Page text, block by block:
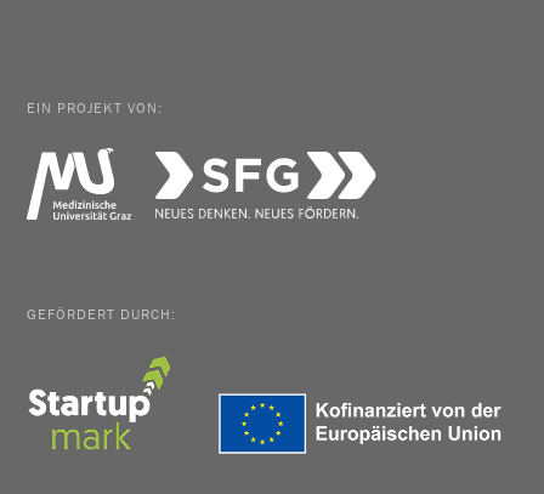
EIN PROJEKT VON:
GEFÖRDERT DURCH: